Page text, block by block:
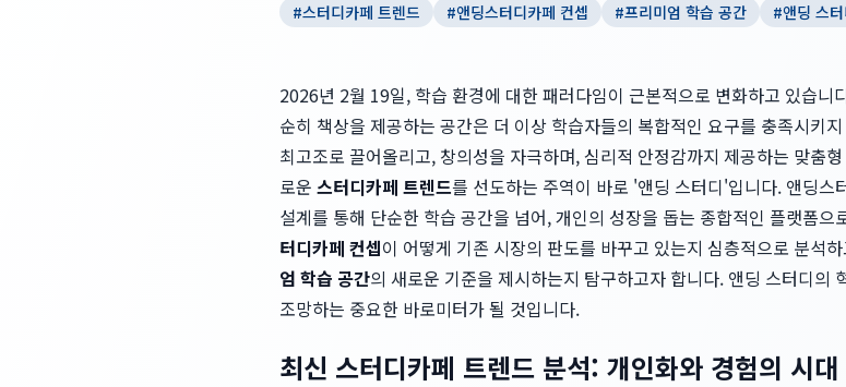
#스터디카페 트렌드 #앤딩스터디카페 컨셉 #프리미엄 학습 공간 #앤딩 스
2026년 2월 19일, 학습 환경에 대한 패러다임이 근본적으로 변화하고 있습니
순히 책상을 제공하는 공간은 더 이상 학습자들의 복합적인 요구를 충족시키
최고조로 끌어올리고, 창의성을 자극하며, 심리적 안정감까지 제공하는 맞춤
로운 스터디카페 트렌드를 선도하는 주역이 바로 '앤딩 스터디'입니다. 앤딩스
설계를 통해 단순한 학습 공간을 넘어, 개인의 성장을 돕는 종합적인 플랫폼
터디카페 컨셉이 어떻게 기존 시장의 판도를 바꾸고 있는지 심층적으로 분석
엄 학습 공간의 새로운 기준을 제시하는지 탐구하고자 합니다. 앤딩 스터디의
조망하는 중요한 바로미터가 될 것입니다.
최신 스터디카페 트렌드 분석: 개인화와 경험의 시대